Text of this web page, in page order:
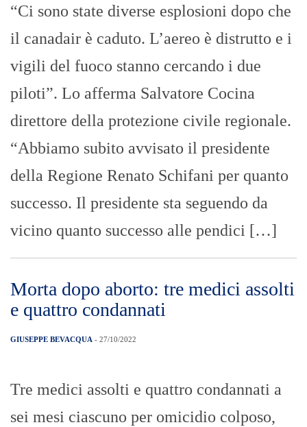
“Ci sono state diverse esplosioni dopo che
il canadair è caduto. L’aereo è distrutto e i
vigili del fuoco stanno cercando i due
piloti”. Lo afferma Salvatore Cocina
direttore della protezione civile regionale.
“Abbiamo subito avvisato il presidente
della Regione Renato Schifani per quanto
successo. Il presidente sta seguendo da
vicino quanto successo alle pendici […]
Morta dopo aborto: tre medici assolti
e quattro condannati
GIUSEPPE BEVACQUA - 27/10/2022
Tre medici assolti e quattro condannati a
sei mesi ciascuno per omicidio colposo,